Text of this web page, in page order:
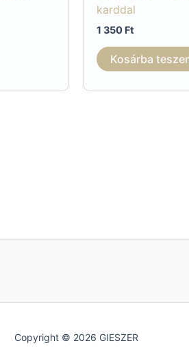
karddal
1 350 Ft
Kosárba
Copyright © 2026 GIESZER